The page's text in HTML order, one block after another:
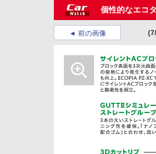
個性的なエコ
前の画像